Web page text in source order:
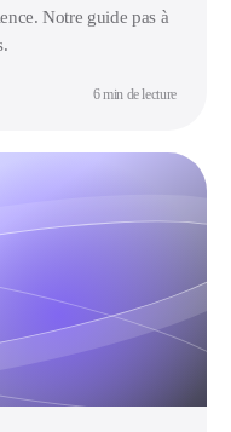
Notre guide pas à
6 min de lecture